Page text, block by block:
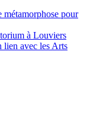
métamorphose pour
à Louviers
lien avec les Arts